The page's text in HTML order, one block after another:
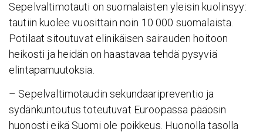
Sepelvaltimotauti on suomalaisten yleisin kuolinsyy:
tautiin kuolee vuosittain noin 10 000 suomalaista.
Potilaat sitoutuvat elinikäisen sairauden hoitoon
heikosti ja heidän on haastavaa tehdä pysyviä
elintapamuutoksia.
– Sepelvaltimotaudin sekundaaripreventio ja
sydänkuntoutus toteutuvat Euroopassa pääosin
huonosti eikä Suomi ole poikkeus. Huonolla tasolla